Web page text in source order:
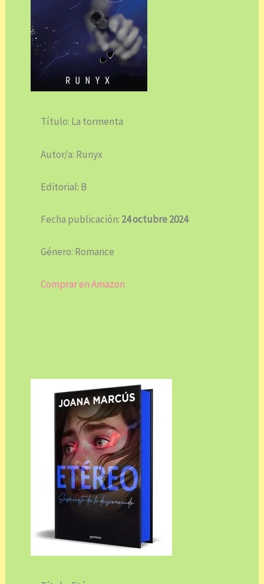
Título: La tormenta
Autor/a: Runyx
Editorial: B
Fecha publicación: 24 octubre 2024
Género: Romance
Comprar en Amazon